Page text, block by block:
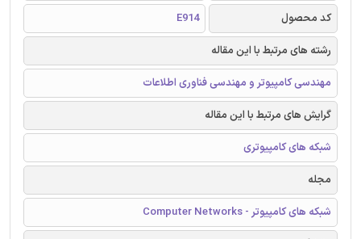
کد محصول
E914
رشته های مرتبط با این مقاله
مهندسی کامپیوتر و مهندسی فناوری اطلاعات
گرایش های مرتبط با این مقاله
شبکه های کامپیوتری
مجله
شبکه های کامپیوتر - Computer Networks